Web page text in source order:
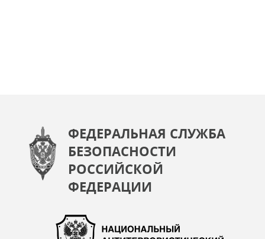
ФЕДЕРАЛЬНАЯ СЛУЖБА
БЕЗОПАСНОСТИ
РОССИЙСКОЙ
ФЕДЕРАЦИИ